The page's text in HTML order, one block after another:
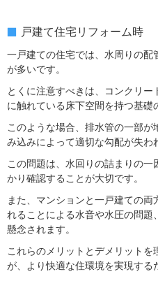
戸建て住宅リフォーム時
一戸建ての住宅では、水周りの配
が多いです。
とくに注意すべきは、コンクリ
に触れている床下空間を持つ基礎
このような場合、排水管の一部
み込みによって適切な勾配が失わ
この問題は、水回りの詰まりの
かり確認することが大切です。
また、マンションと一戸建ての
れることによる水音や水圧の問題
懸念されます。
これらのメリットとデメリットを
が、より快適な住環境を実現する